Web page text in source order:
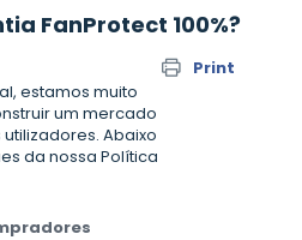
FanProtect 100%?
Print
estamos muito
um mercado
Abaixo
da nossa Política